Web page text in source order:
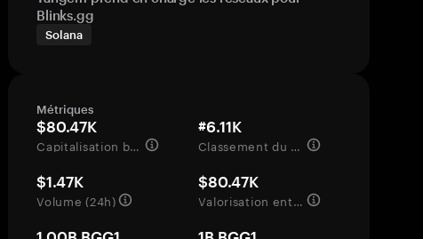
Blinks.gg
Solana
Métriques
$80.47K
Capitalisation boursière
#6.11K
Classement du marché
$1.47K
Volume (24h)
$80.47K
Valorisation entièrement diluée